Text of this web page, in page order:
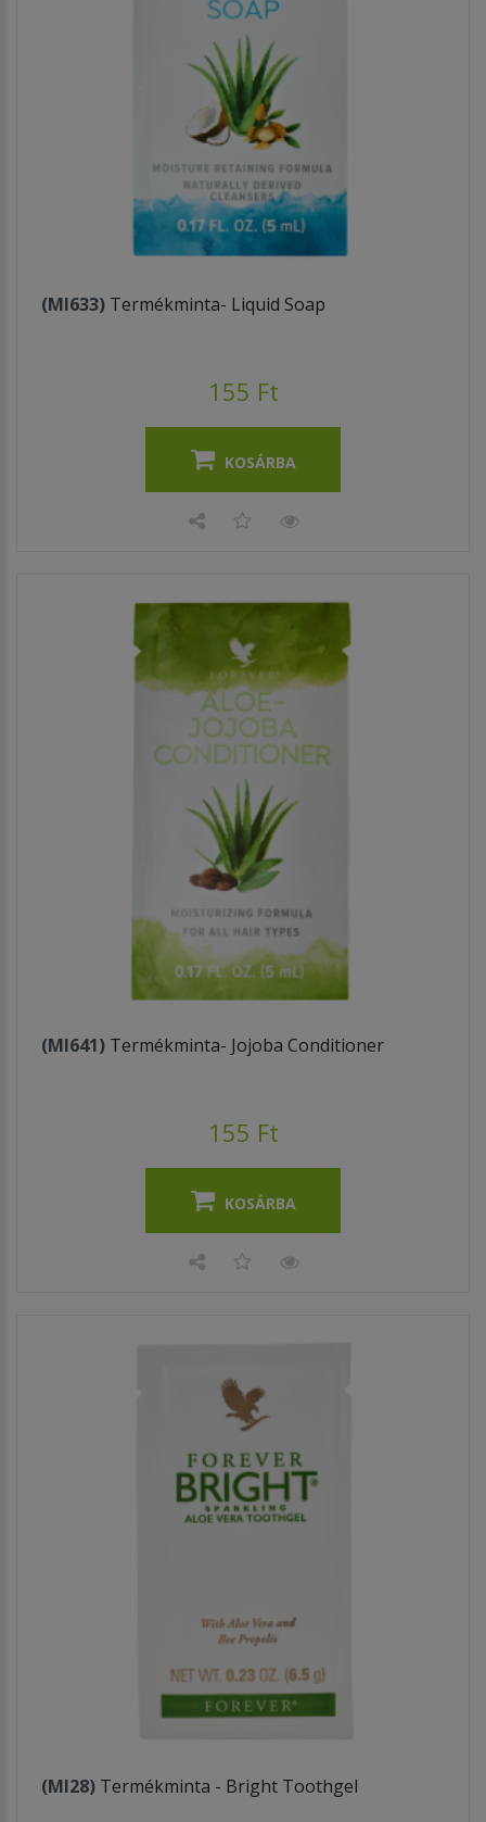
(MI633) Termékminta- Liquid Soap
155 Ft
KOSÁRBA
(MI641) Termékminta- Jojoba Conditioner
155 Ft
KOSÁRBA
(MI28) Termékminta - Bright Toothgel